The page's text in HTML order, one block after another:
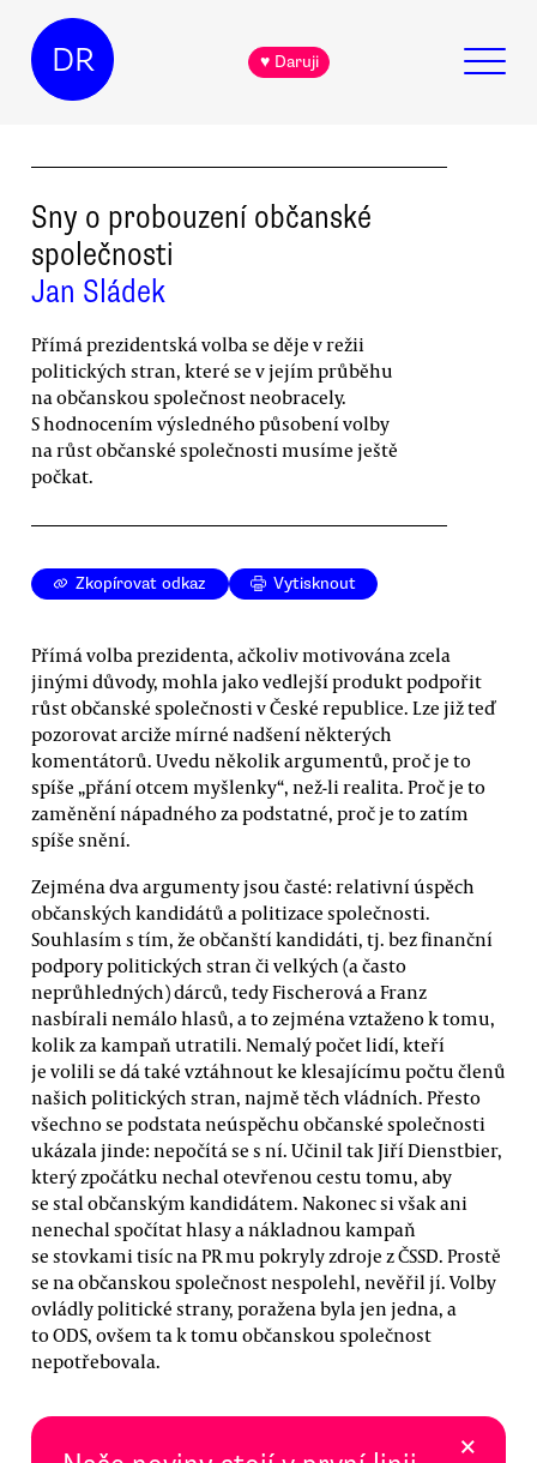
DR ♥ Daruji
Sny o probouzení občanské
společnosti
Jan Sládek
Přímá prezidentská volba se děje v režii
politických stran, které se v jejím průběhu
na občanskou společnost neobracely.
S hodnocením výsledného působení volby
na růst občanské společnosti musíme ještě
počkat.
Zkopírovat odkaz Vytisknout
Přímá volba prezidenta, ačkoliv motivována zcela
jinými důvody, mohla jako vedlejší produkt podpořit
růst občanské společnosti v České republice. Lze již teď
pozorovat arciže mírné nadšení některých
komentátorů. Uvedu několik argumentů, proč je to
spíše „přání otcem myšlenky“, než-li realita. Proč je to
zaměnění nápadného za podstatné, proč je to zatím
spíše snění.
Zejména dva argumenty jsou časté: relativní úspěch
občanských kandidátů a politizace společnosti.
Souhlasím s tím, že občanští kandidáti, tj. bez finanční
podpory politických stran či velkých (a často
neprůhledných) dárců, tedy Fischerová a Franz
nasbírali nemálo hlasů, a to zejména vztaženo k tomu,
kolik za kampaň utratili. Nemalý počet lidí, kteří
je volili se dá také vztáhnout ke klesajícímu počtu členů
našich politických stran, najmě těch vládních. Přesto
všechno se podstata neúspěchu občanské společnosti
ukázala jinde: nepočítá se s ní. Učinil tak Jiří Dienstbier,
který zpočátku nechal otevřenou cestu tomu, aby
se stal občanským kandidátem. Nakonec si však ani
nenechal spočítat hlasy a nákladnou kampaň
se stovkami tisíc na PR mu pokryly zdroje z ČSSD. Prostě
se na občanskou společnost nespolehl, nevěřil jí. Volby
ovládly politické strany, poražena byla jen jedna, a
to ODS, ovšem ta k tomu občanskou společnost
nepotřebovala.
×